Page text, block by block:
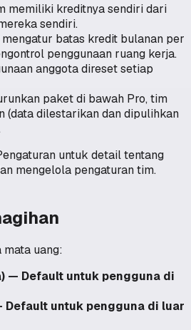
memiliki kreditnya sendiri dari
sendiri.
batas kredit bulanan per
penggunaan ruang kerja.
anggota direset setiap
paket di bawah Pro, tim
(data dilestarikan dan dipulihkan
untuk detail tentang
mengelola pengaturan tim.
mata uang:
— Default untuk pengguna di
Default untuk pengguna di luar